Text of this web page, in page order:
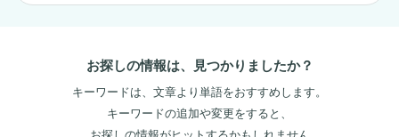
お探しの情報は、見つかりましたか？
キーワードは、文章より単語をおすすめします。
キーワードの追加や変更をすると、